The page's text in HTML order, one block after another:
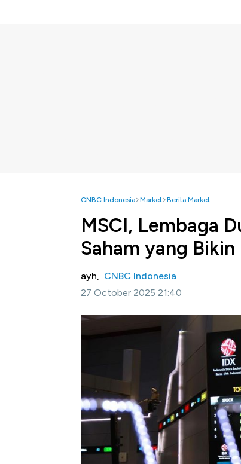
CNBC Indonesia Market Berita Market
MSCI, Lembaga
Saham yang
ayh, CNBC Indonesia
27 October 2025 21:40